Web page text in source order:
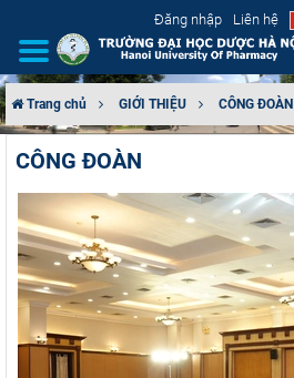
Đăng nhập Liên hệ
GIỚI THIỆU
CƠ CẤU TỔ CHỨC
TUYỂN SINH
ĐÀO TẠO
ĐẢM BẢO CHẤT LƯỢNG
Trang chủ GIỚI THIỆU CÔNG ĐOÀN
CÔNG ĐOÀN